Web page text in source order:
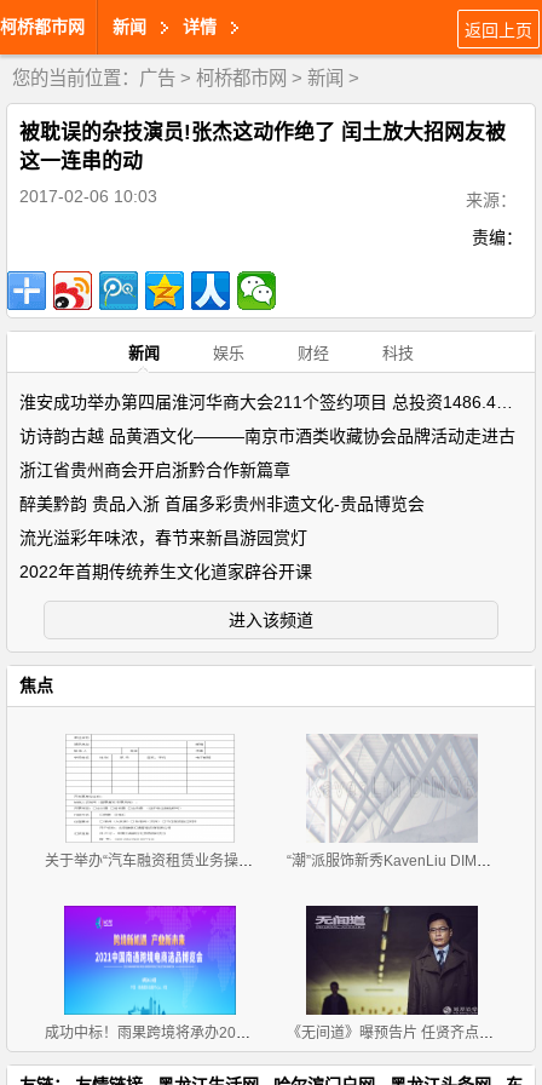
柯桥都市网 新闻 详情 返回上页
您的当前位置： 广告 > 柯桥都市网 > 新闻 >
被耽误的杂技演员!张杰这动作绝了 闰土放大招网友被
这一连串的动
2017-02-06 10:03
来源：
责编：
新闻 娱乐 财经 科技
访诗韵古越 品黄酒文化———南京市酒类收藏协会品牌活动走进古
浙江省贵州商会开启浙黔合作新篇章
醉美黔韵 贵品入浙 首届多彩贵州非遗文化-贵品博览会
流光溢彩年味浓，春节来新昌游园赏灯
2022年首期传统养生文化道家辟谷开课
进入该频道
焦点
关于举办“汽车融资租赁业务操作流程、风险控制与 租 “潮”派服饰新秀KavenLiu DIMOR 2019招商正式拉开帷
成功中标！雨果跨境将承办2021中国南通跨境电商选品博 《无间道》曝预告片 任贤齐点燃卧底世界新魅力